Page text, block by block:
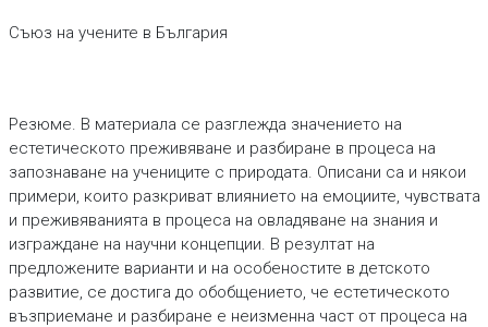
Съюз на учените в България
Резюме. В материала се разглежда значението на
естетическото преживяване и разбиране в процеса на
запознаване на учениците с природата. Описани са и някои
примери, които разкриват влиянието на емоциите, чувствата
и преживяванията в процеса на овладяване на знания и
изграждане на научни концепции. В резултат на
предложените варианти и на особеностите в детското
развитие, се достига до обобщението, че естетическото
възприемане и разбиране е неизменна част от процеса на